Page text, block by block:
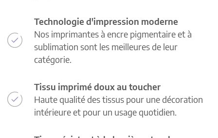
Technologie d'impression moderne
Nos imprimantes à encre pigmentaire et à
sublimation sont les meilleures de leur
catégorie.
Tissu imprimé doux au toucher
Haute qualité des tissus pour une décoration
intérieure et pour un usage quotidien.